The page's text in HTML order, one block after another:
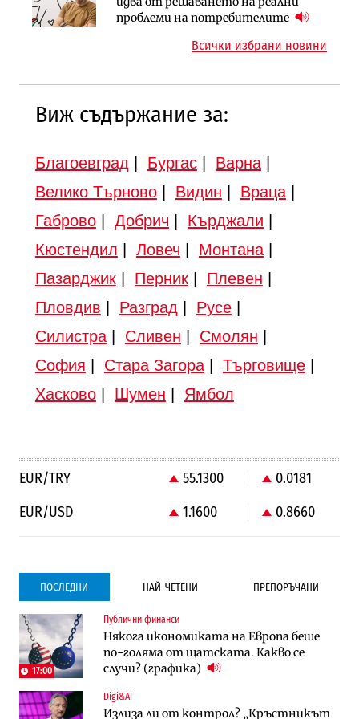
проблеми на потребителите
парцеларния план за
езеро става част от бъдещата
Всички избрани новини
Виж съдържание за:
Благоевград Бургас| Варна|
Велико Търново| Видин Враца|
Габрово| Добрич Кърджали
Кюстендил
Ловеч Монтана|
Пазарджик| Перник| Плевен
Пловдив
Разград Русе|
Силистра| Сливен Смолян
София
Стара Загора| Търговище|
Хасково| Шумен Ямбол
EUR/TRY 55.1300
0.0181
EUR/USD
1.1600 0.8660
ПОСЛЕДНИ НАЙ-ЧЕТЕНИ ПРЕПОРЪЧАНИ
17:00
Публични финанси
Някога икономиката на Европа беше
по-голяма от щатската. Какво се
случи? (графика)
Digi&AI
Излиза ли от контрол? „Кръстникът
Градоустройство
Столична община избра изпълнител за
преместването на трамвайното
трасе по бул. „Скобелев“
Компании
Vivacom предлага над 150 устройства с
Компании
Vivacom предлага над 150 устройства с
90% отстъпка през август
Градоустройство
Столична община избра изпълнител за